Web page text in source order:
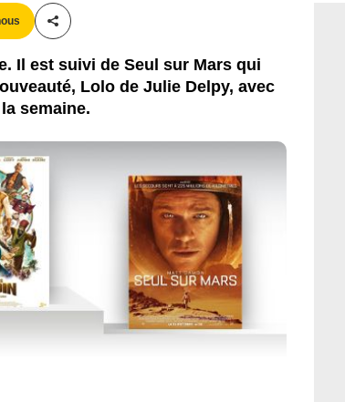
Partager cet article
Il est suivi de Seul sur Mars qui
Lolo de Julie Delpy, avec
semaine.